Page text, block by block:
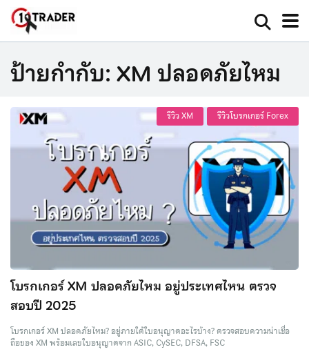
ป้ายกำกับ:XM ปลอดภัยไหม
รีวิว XM รีวิวโบรกเกอร์ Forex
โบรกเกอร์ XM ปลอดภัยไหม อยู่ประเทศไหน ตรวจ
สอบปี 2025
โบรกเกอร์ XM ปลอดภัยไหม? อยู่ภายใต้ใบอนุญาตอะไรบ้าง? ตรวจสอบความน่าเชื่อ
ถือของ XM พร้อมเลขใบอนุญาตจาก ASIC, CySEC, DFSA, FSC